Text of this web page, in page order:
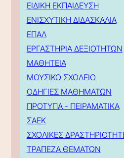
ΕΙΔΙΚΗ ΕΚΠΑΙΔΕΥΣΗ
ΕΝΙΣΧΥΤΙΚΗ ΔΙΔΑΣΚΑΛΙΑ
ΕΠΑΛ
ΕΡΓΑΣΤΗΡΙΑ ΔΕΞΙΟΤΗΤΩΝ
ΜΑΘΗΤΕΙΑ
ΜΟΥΣΙΚΟ ΣΧΟΛΕΙΟ
ΟΔΗΓΙΕΣ ΜΑΘΗΜΑΤΩΝ
ΠΡΟΤΥΠΑ - ΠΕΙΡΑΜΑΤΙΚΑ
ΣΑΕΚ
ΣΧΟΛΙΚΕΣ
ΤΡΑΠΕΖΑ ΘΕΜΑΤΩΝ